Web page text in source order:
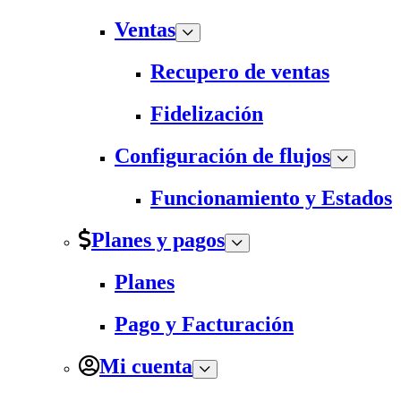
Ventas
Recupero de ventas
Fidelización
Configuración de flujos
Funcionamiento y Estados
Planes y pagos
Planes
Pago y Facturación
Mi cuenta